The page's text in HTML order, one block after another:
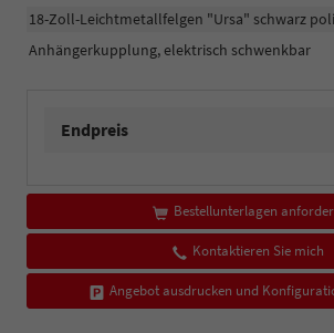
18-Zoll-Leichtmetallfelgen "Ursa" schwarz
Anhängerkupplung, elektrisch schwenkbar
Endpreis
Bestellunterlagen
Kontaktieren Sie mich
Angebot ausdrucken und